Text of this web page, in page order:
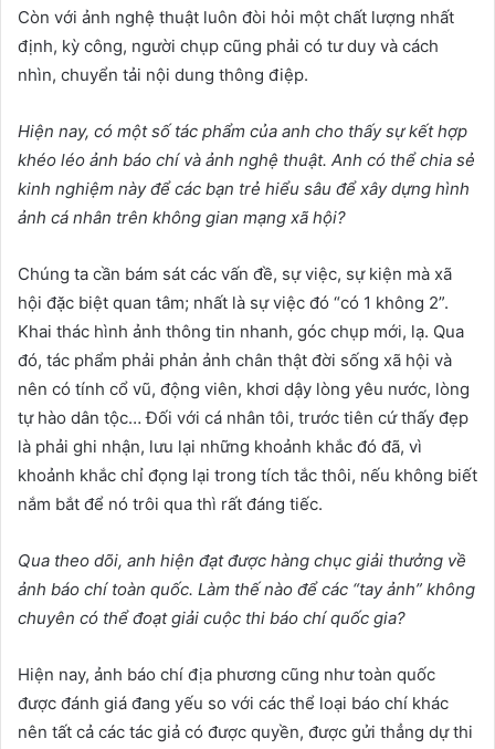
Còn với ảnh nghệ thuật luôn đòi hỏi một chất lượng nhất
định, kỳ công, người chụp cũng phải có tư duy và cách
nhìn, chuyển tải nội dung thông điệp.
Hiện nay, có một số tác phẩm của anh cho thấy sự kết hợp
khéo léo ảnh báo chí và ảnh nghệ thuật. Anh có thể chia sẻ
kinh nghiệm nàyđể các bạn trẻ hiểu sâu để xây dựng hình
ảnh cá nhân trên không gian mạng xã hội?
Chúng ta cần bám sát các vấn đề, sự việc, sự kiện mà xã
hội đặc biệt quan tâm; nhất là sự việc đó “có 1 không 2”.
Khai thác hình ảnh thông tin nhanh, góc chụp mới, lạ. Qua
đó, tác phẩm phải phản ảnh chân thật đời sống xã hội và
nên có tính cổ vũ, động viên, khơi dậy lòng yêu nước, lòng
tự hào dân tộc… Đối với cá nhân tôi, trước tiên cứ thấy đẹp
là phải ghi nhận, lưu lại những khoảnh khắc đó đã, vì
khoảnh khắc chỉ đọng lại trong tích tắc thôi, nếu không biết
nắm bắt để nó trôi qua thì rất đáng tiếc.
Qua theo dõi, anh hiện đạt được hàng chục giải thưởng về
ảnh báo chí toàn quốc. Làm thế nào để các “tay ảnh” không
chuyên có thể đoạt giải cuộc thi báo chí quốc gia?
Hiện nay, ảnh báo chí địa phương cũng như toàn quốc
được đánh giá đang yếu so với các thể loại báo chí khác
nên tất cả các tác giả có được quyền, được gửi thẳng dự thi